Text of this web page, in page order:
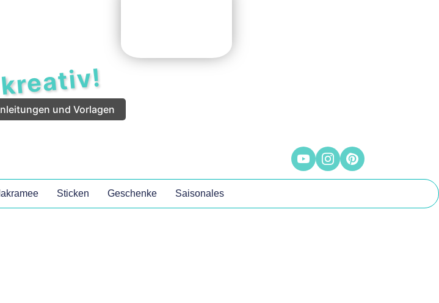
und Vorlagen
Sticken Geschenke Saisonales